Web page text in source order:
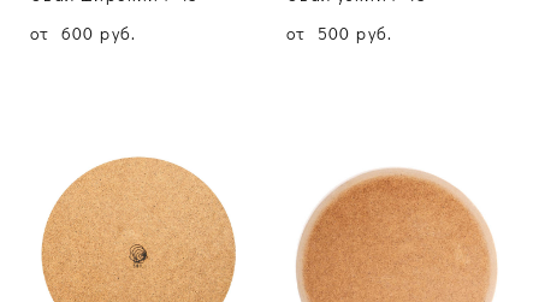
от 600 pуб.
от 500 pуб.